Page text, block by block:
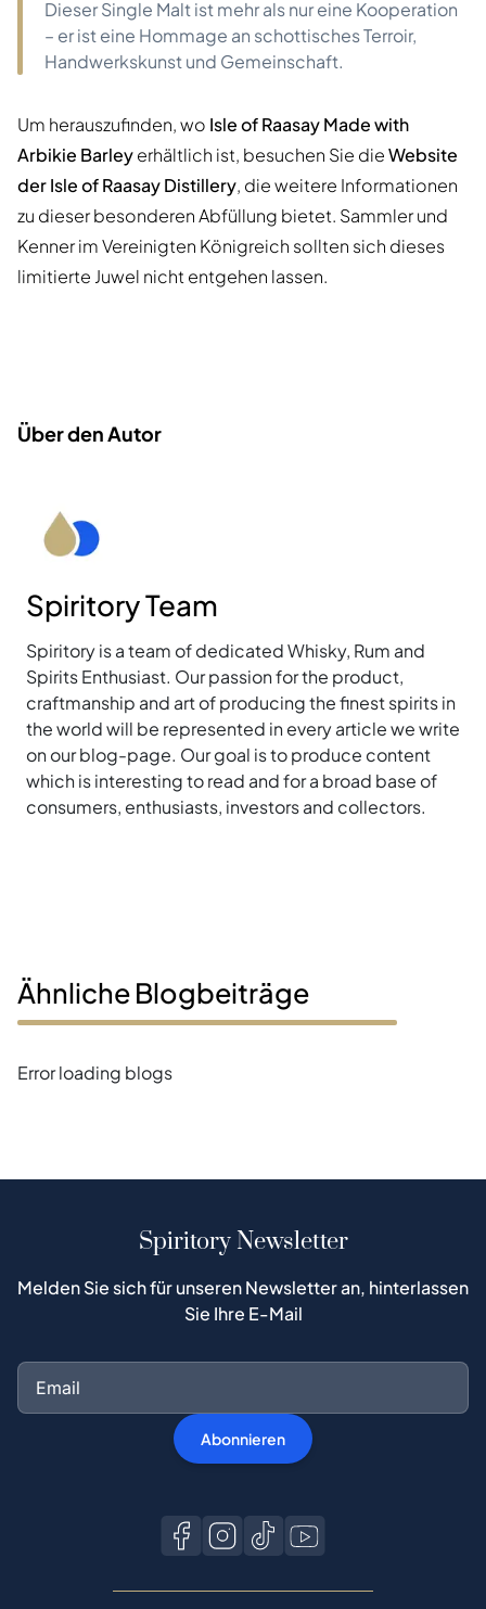
Dieser Single Malt ist mehr als nur eine Kooperation
– er ist eine Hommage an schottisches Terroir,
Handwerkskunst und Gemeinschaft.
Um herauszufinden, wo Isle of Raasay Made with
Arbikie Barleyerhältlich ist, besuchen Sie dieWebsite
der Isle of Raasay Distillery, die weitere Informationen
zu dieser besonderen Abfüllung bietet. Sammler und
Kenner im Vereinigten Königreich sollten sich dieses
limitierte Juwel nicht entgehen lassen.
Über den Autor
Spiritory Team
Spiritory is a team of dedicated Whisky, Rum and
Spirits Enthusiast. Our passion for the product,
craftmanship and art of producing the finest spirits in
the world will be represented in every article we write
on our blog-page. Our goal is to produce content
which is interesting to read and for a broad base of
consumers, enthusiasts, investors and collectors.
Ähnliche Blogbeiträge
Error loading blogs
Spiritory Newsletter
Melden Sie sich für unseren Newsletter an, hinterlassen
Sie Ihre E-Mail
Abonnieren